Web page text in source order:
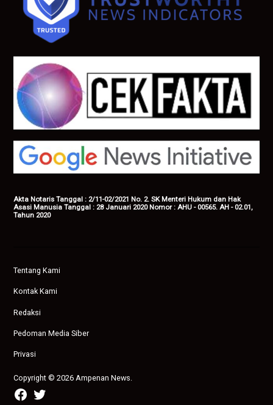
Akta Notaris Tanggal : 2/11-02/2021 No. 2. SK Menteri Hukum dan Hak
Asasi Manusia Tanggal : 28 Januari 2020 Nomor : AHU - 00565. AH - 02.01,
Tahun 2020
Tentang Kami
Kontak Kami
Redaksi
Pedoman Media Siber
Privasi
Copyright © 2026 Ampenan News.
facebook
twitter